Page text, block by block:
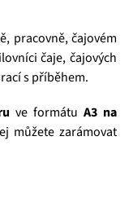
pracovně, čajovém
čaje, čajových
s příběhem.
ve formátuA3 na
můžete zarámovat